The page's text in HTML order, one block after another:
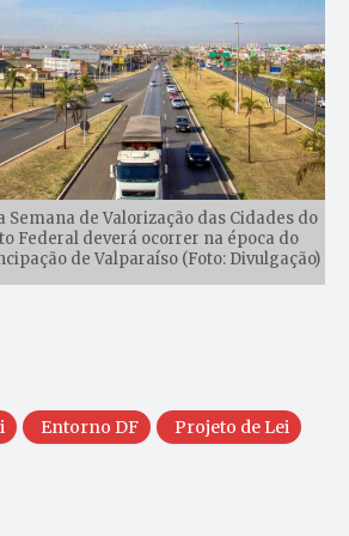
Semana de Valorização das Cidades do
Federal deverá ocorrer na época do
de Valparaíso (Foto: Divulgação)
Entorno DF
Projeto de Lei